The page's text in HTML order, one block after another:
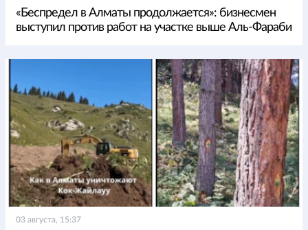
«Беспредел в Алматы продолжается»: бизнесмен
выступил против работ на участке выше Аль-Фараби
03 августа, 15:37